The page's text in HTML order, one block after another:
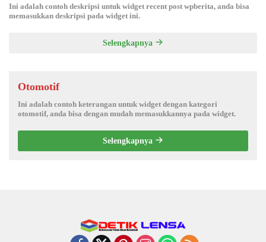
Ini adalah contoh deskripsi untuk widget recent post wpberita, anda bisa
memasukkan deskripsi pada widget ini.
Selengkapnya
Otomotif
Ini adalah contoh keterangan untuk widget dengan kategori
otomotif, anda bisa dengan mudah memasukkannya pada widget.
Selengkapnya